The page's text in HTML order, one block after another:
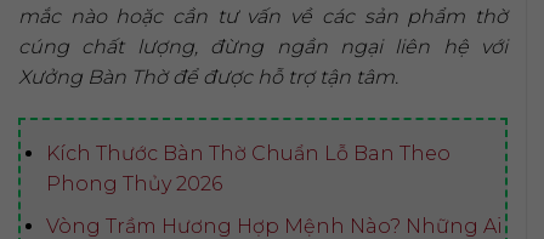
mắc nào hoặc cần tư vấn về các sản phẩm thờ
cúng chất lượng, đừng ngần ngại liên hệ với
Xưởng Bàn Thờ để được hỗ trợ tận tâm.
Kích Thước Bàn Thờ Chuẩn Lỗ Ban Theo
Phong Thủy 2026
Vòng Trầm Hương Hợp Mệnh Nào? Những Ai